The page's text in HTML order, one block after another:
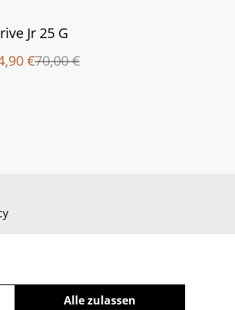
Jr 25 G
€70,00 €
Alle zulassen